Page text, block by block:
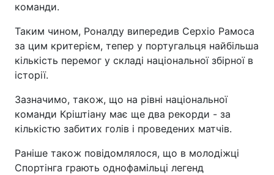
команди.
Таким чином, Роналду випередив Серхіо Рамоса
за цим критерієм, тепер у португальця найбільша
кількість перемог у складі національної збірної в
історії.
Зазначимо, також, що на рівні національної
команди Кріштіану має ще два рекорди - за
кількістю забитих голів і проведених матчів.
Раніше також повідомлялося, що в молодіжці
Спортінга грають однофамільці легенд